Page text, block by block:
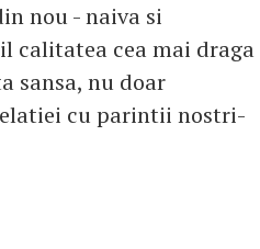
nou - naiva si
calitatea cea mai draga
sansa, nu doar
cu parintii nostri-